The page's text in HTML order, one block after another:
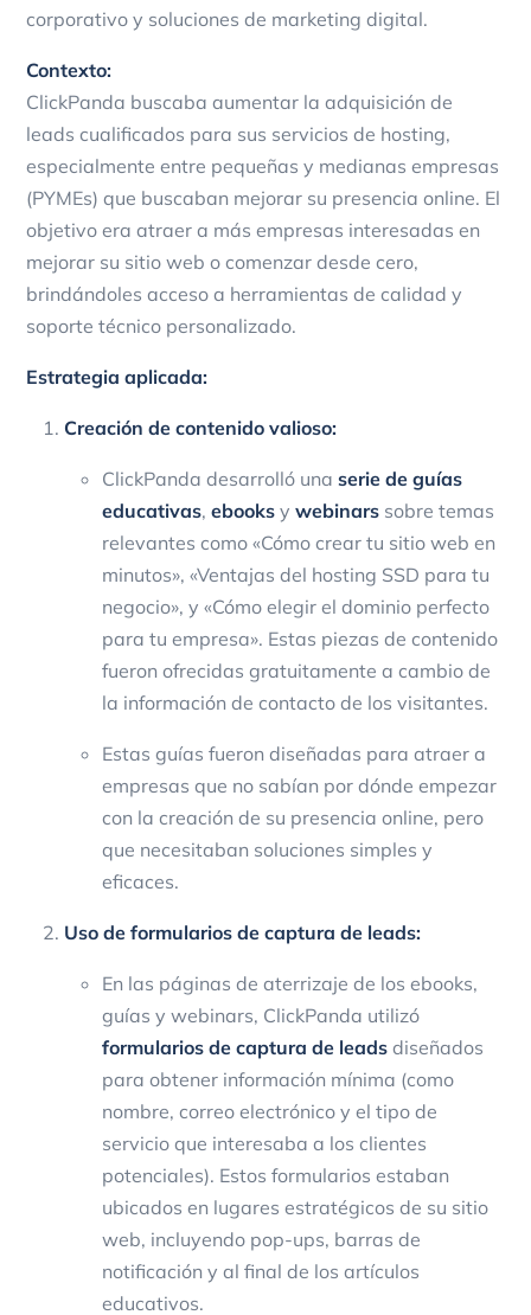
corporativo y soluciones de marketing digital.
Contexto:
ClickPanda buscaba aumentar la adquisición de
leads cualificados para sus servicios de hosting,
especialmente entre pequeñas y medianas empresas
(PYMEs) que buscaban mejorar su presencia online. El
objetivo era atraer a más empresas interesadas en
mejorar su sitio web o comenzar desde cero,
brindándoles acceso a herramientas de calidad y
soporte técnico personalizado.
Estrategia aplicada:
Creación de contenido valioso:
ClickPanda desarrolló una serie de guías
educativas, ebooks y webinars sobre temas
relevantes como «Cómo crear tu sitio web en
minutos», «Ventajas del hosting SSD para tu
negocio», y «Cómo elegir el dominio perfecto
para tu empresa». Estas piezas de contenido
fueron ofrecidas gratuitamente a cambio de
la información de contacto de los visitantes.
Estas guías fueron diseñadas para atraer a
empresas que no sabían por dónde empezar
con la creación de su presencia online, pero
que necesitaban soluciones simples y
eficaces.
Uso de formularios de captura de leads:
En las páginas de aterrizaje de los ebooks,
guías y webinars, ClickPanda utilizó
formularios de captura de leads diseñados
para obtener información mínima (como
nombre, correo electrónico y el tipo de
servicio que interesaba a los clientes
potenciales). Estos formularios estaban
ubicados en lugares estratégicos de su sitio
web, incluyendo pop-ups, barras de
notificación y al final de los artículos
educativos.